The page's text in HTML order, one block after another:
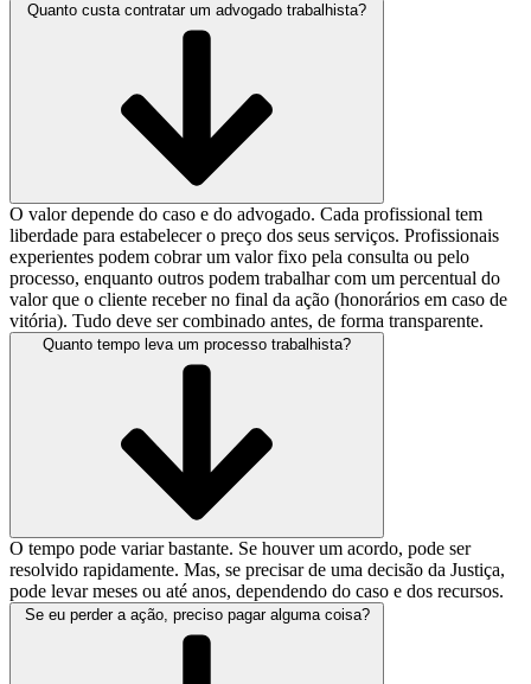
Quanto custa contratar um advogado trabalhista?
O valor depende do caso e do advogado. Cada profissional tem
liberdade para estabelecer o preço dos seus serviços. Profissionais
experientes podem cobrar um valor fixo pela consulta ou pelo
processo, enquanto outros podem trabalhar com um percentual do
valor que o cliente receber no final da ação (honorários em caso de
vitória). Tudo deve ser combinado antes, de forma transparente.
Quanto tempo leva um processo trabalhista?
O tempo pode variar bastante. Se houver um acordo, pode ser
resolvido rapidamente. Mas, se precisar de uma decisão da Justiça,
pode levar meses ou até anos, dependendo do caso e dos recursos.
Se eu perder a ação, preciso pagar alguma coisa?